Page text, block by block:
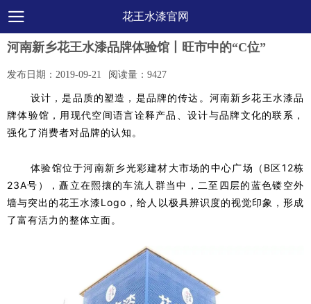
花王水漆官网
河南新乡花王水漆品牌体验馆丨旺市中的“C位”
发布日期： 2019-09-21 阅读量： 9427
设计，是品质的塑造，是品牌的传达。河南新乡花王水漆品
牌体验馆，用现代空间语言诠释产品、设计与品牌文化的联系，
强化了消费者对品牌的认知。
体验馆位于河南新乡光彩建材大市场的中心广场（B区12栋
23A号），矗立在熙攘的车流人群当中，二至四层的蓝色镂空外
墙与突出的花王水漆Logo，给人以极具辨识度的视觉印象，形成
了富有活力的整体立面。